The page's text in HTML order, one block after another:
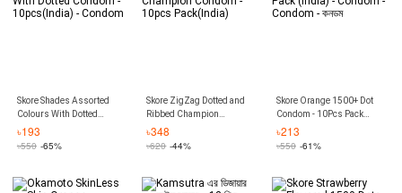
Skore Shades Assorted
Colours With Dotted
Condom - 10pcs(India) -
৳193
৳550 -65%
Skore ZigZag Dotted and
Ribbed Champion
Condom - 10pcs
৳348
৳620 -44%
Skore Orange 1500+ Dot
Condom - 10Pcs Pack
(India) - Condom -
৳213
৳550 -61%